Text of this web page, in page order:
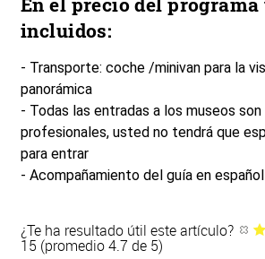
incluidos:
- Transporte: coche /minivan para la
panorámica
- Todas las entradas a los museos son
profesionales, usted no tendrá que
para entrar
- Acompañamiento del guía en español
¿Te ha resultado útil este artículo?
15 (promedio 4.7 de 5)